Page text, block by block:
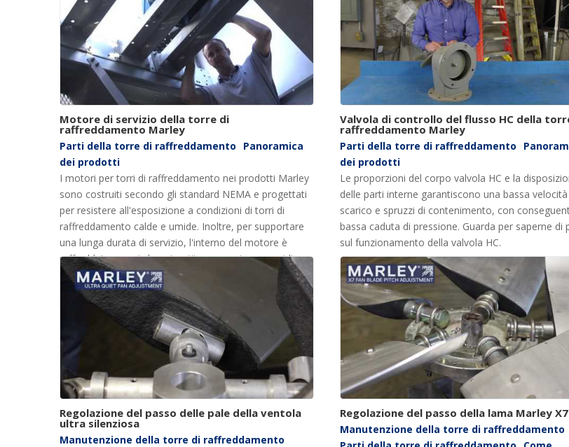
Motore di servizio della torre di
raffreddamento Marley
Parti della torre di raffreddamento
Panoramica
dei prodotti
I motori per torri di raffreddamento nei prodotti Marley
sono costruiti secondo gli standard NEMA e progettati
per resistere all'esposizione a condizioni di torri di
raffreddamento calde e umide. Inoltre, per supportare
una lunga durata di servizio, l'interno del motore è
raffreddato a ventola e rivestito con resina epossidica
per la massima protezione da calore, umidità e
corrosione.
Valvola di controllo del flusso HC della
raffreddamento Marley
Parti della torre di raffreddamento
dei prodotti
Le proporzioni del corpo valvola HC e la
delle parti interne garantiscono una bassa velocità
scarico e spruzzi di contenimento, con
bassa caduta di pressione. Guarda per saperne di
sul funzionamento della valvola HC.
Regolazione del passo delle pale della ventola
ultra silenziosa
Manutenzione della torre di raffreddamento
Regolazione del passo della lama Marley X7
Manutenzione della torre di raffreddamento